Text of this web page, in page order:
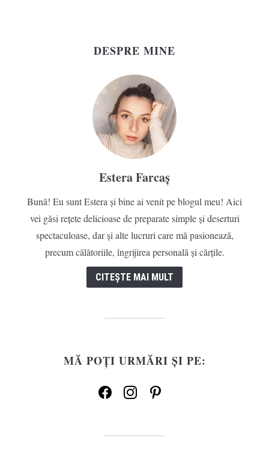
DESPRE MINE
Estera Farcaș
Bună! Eu sunt Estera și bine ai venit pe blogul meu! Aici
vei găsi rețete delicioase de preparate simple și deserturi
spectaculoase, dar și alte lucruri care mă pasionează,
precum călătoriile, îngrijirea personală și cărțile.
CITEȘTE MAI MULT
MĂ POȚI URMĂRI ȘI PE:
facebookinstagrampinterest